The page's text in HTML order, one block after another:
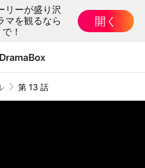
リーが盛り沢
マを観るなら
！
開く
第 13 話